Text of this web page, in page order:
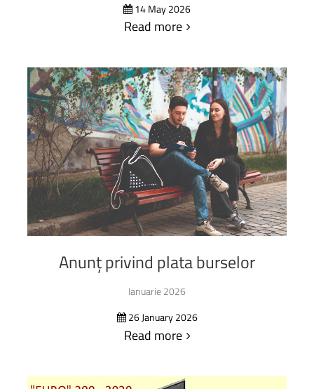
14 May 2026
Read more
Anunțprivind plataburselor
Ianuarie 2026
26 January 2026
Read more